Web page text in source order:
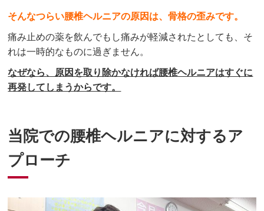
そんなつらい腰椎ヘルニアの原因は、骨格の歪みです。
痛み止めの薬を飲んでもし痛みが軽減されたとしても、そ
れは一時的なものに過ぎません。
なぜなら、原因を取り除かなければ腰椎ヘルニアはすぐに
再発してしまうからです。
当院での腰椎ヘルニアに対するア
プローチ